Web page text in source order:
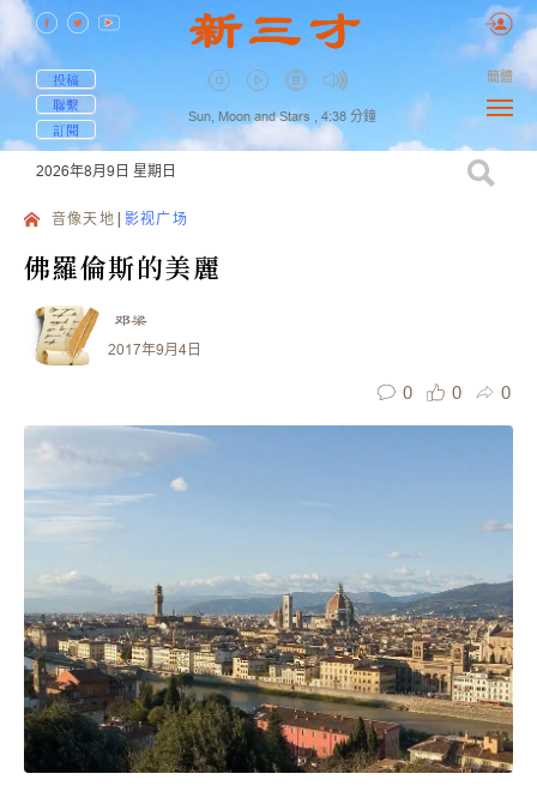
投稿
聯繫
訂閱
Sun, Moon and Stars , 4:38 分鐘
簡體
2026年8月9日 星期日
音像天地 影视广场
佛羅倫斯的美麗
邓梁
2017年9月4日
0 0 0